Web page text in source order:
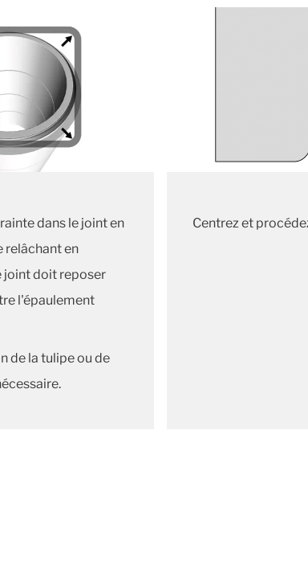
dans le joint en
relâchant en
joint doit reposer
l'épaulement
de la tulipe ou de
Centrez et